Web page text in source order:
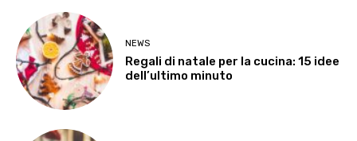
NEWS
Regali di natale per la cucina: 15 idee
dell’ultimo minuto